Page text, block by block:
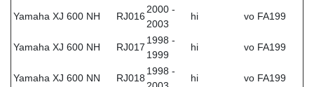
Yamaha XJ 600 NH RJ016
2000 -
2003
hi vo FA199
Yamaha XJ 600 NH RJ017
1998 -
1999
hi vo FA199
Yamaha XJ 600 NN RJ018
1998 -
hi vo FA199